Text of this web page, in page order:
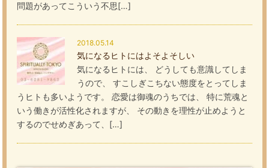
問題があってこういう不思[…]
2018.05.14
気になるヒトにはよそよそしい
気になるヒトには、 どうしても意識してしま
うので、 すこしぎこちない態度をとってしま
うヒトも多いようです。 恋愛は御魂のうちでは、 特に荒魂と
いう働きが活性化されますが、 その動きを理性が止めようと
するのでせめぎあって、[…]